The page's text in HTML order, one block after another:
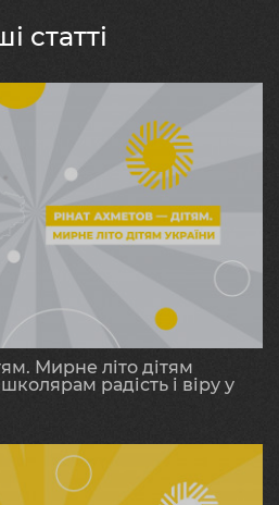
статті
Мирне літо дітям
радість і віру у